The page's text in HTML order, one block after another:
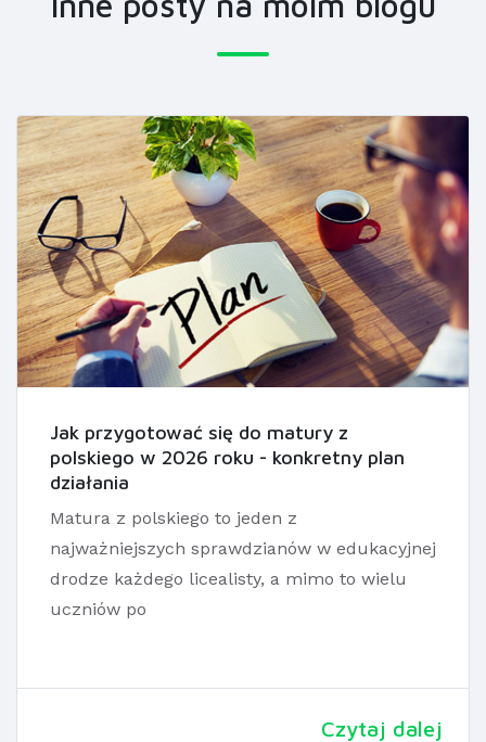
Jak przygotować się do matury z
polskiego w 2026 roku - konkretny plan
działania
Matura z polskiego to jeden z
najważniejszych sprawdzianów w edukacyjnej
drodze każdego licealisty, a mimo to wielu
uczniów po
Czytaj dalej